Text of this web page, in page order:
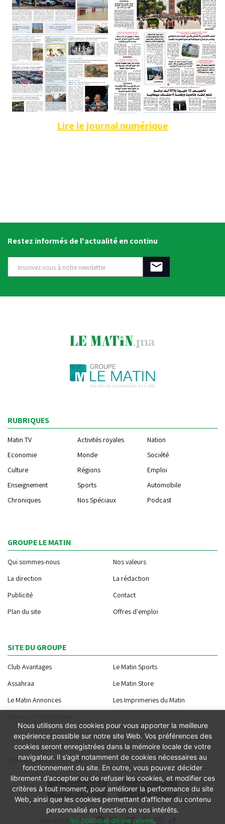
Lire le journal numérique
Restez informés de l'actualité en continu
Suivez-nous
RUBRIQUES
Matin TV Activités royales
Nation
Economie
Monde
Société
Culture
Régions
Emploi
Enseignement
Sports
Automobile
Chroniques
Nos Spéciaux Podcast
GROUPE LE MATIN
Qui sommes-nous
Nos valeurs
La direction
La rédaction
Publicité
Contact
Plan du site
Offres d'emploi
SITE DU GROUPE
Club Avantages
Le Matin Sports
Assahraa
Le Matin Store
Le Matin Annonces
Les Imprimeries du Matin
NOTRE APPLICATION
Nous utilisons des cookies pour vous apporter la meilleure
expérience possible sur notre site Web. Vos préférences des
cookies seront enregistrées dans la mémoire locale de votre
navigateur. Il s’agit notamment de cookies nécessaires au
fonctionnement du site. En outre, vous pouvez décider
librement d’accepter ou de refuser les cookies, et modifier ces
critères à tout moment, pour améliorer la performance du site
Web, ainsi que les cookies permettant d’afficher du contenu
personnalisé en fonction de vos intérêts.
les politique de vie privee.